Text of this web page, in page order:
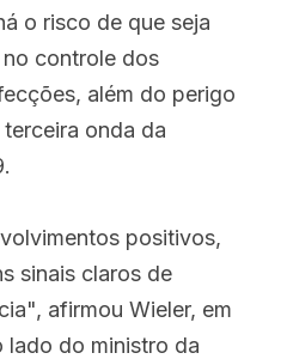
o risco de que seja
controle dos
além do perigo
onda da
positivos,
sinais claros de
afirmou Wieler, em
lado do ministro da